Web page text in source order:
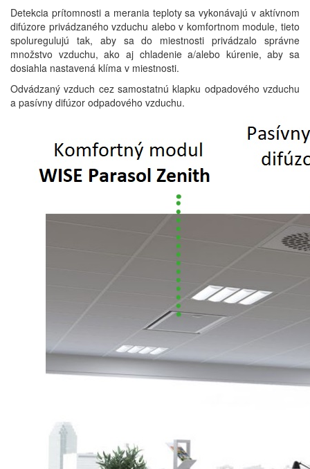
Detekcia prítomnosti a merania teploty sa vykonávajú v aktívnom
difúzore privádzaného vzduchu alebo v komfortnom module, tieto
spoluregulujú tak, aby sa do miestnosti privádzalo správne
množstvo vzduchu, ako aj chladenie a/alebo kúrenie, aby sa
dosiahla nastavená klíma v miestnosti.
Odvádzaný vzduch cez samostatnú klapku odpadového vzduchu
a pasívny difúzor odpadového vzduchu.